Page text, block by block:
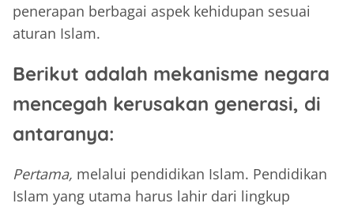
penerapan berbagai aspek kehidupan sesuai
aturan Islam.
Berikut adalah mekanisme negara
mencegah kerusakan generasi, di
antaranya:
Pertama, melalui pendidikan Islam. Pendidikan
Islam yang utama harus lahir dari lingkup